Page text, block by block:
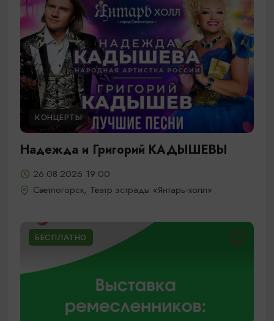
КОНЦЕРТЫ
Надежда и Григорий КАДЫШЕВЫ
26.08.2026 19:00
Светлогорск, Театр эстрады «Янтарь-холл»
БЕСПЛАТНО